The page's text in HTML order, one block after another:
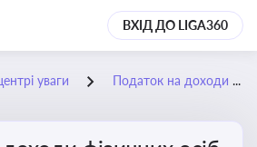
ВХІД ДО LIGA360
уваги Податок на доходи фізичних осіб